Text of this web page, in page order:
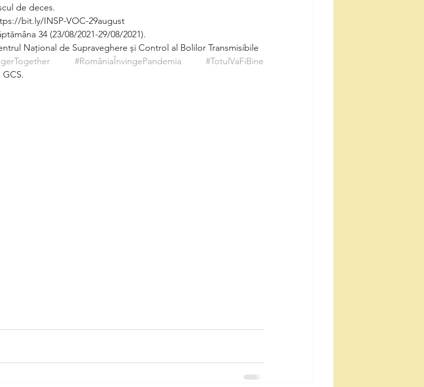
de deces.
bit.ly/INSP-VOC-29august
34 (23/08/2021-29/08/2021).
Național de Supraveghere și Control al Bolilor Transmisibile
#RomâniaÎnvingePandemia
#TotulVaFiBine